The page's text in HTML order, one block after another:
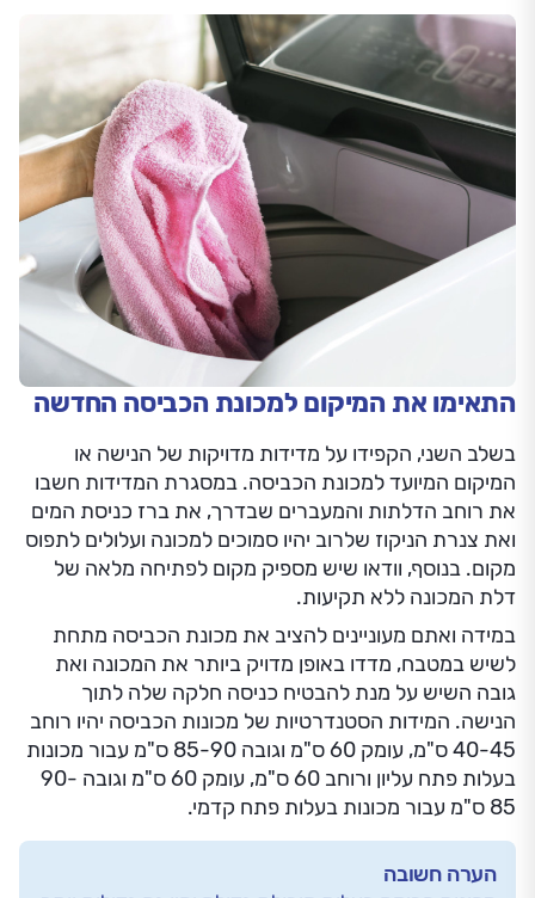
התאימו את המיקום למכונת הכביסה החדשה
בשלב השני, הקפידו על מדידות מדויקות של הנישה או
המיקום המיועד למכונת הכביסה. במסגרת המדידות חשבו
את רוחב הדלתות והמעברים שבדרך, את ברז כניסת המים
ואת צנרת הניקוז שלרוב יהיו סמוכים למכונה ועלולים לתפוס
מקום. בנוסף, וודאו שיש מספיק מקום לפתיחה מלאה של
דלת המכונה ללא תקיעות.
במידה ואתם מעוניינים להציב את מכונת הכביסה מתחת
לשיש במטבח, מדדו באופן מדויק ביותר את המכונה ואת
גובה השיש על מנת להבטיח כניסה חלקה שלה לתוך
הנישה. המידות הסטנדרטיות של מכונות הכביסה יהיו רוחב
40-45 ס"מ, עומק 60 ס"מ וגובה 85-90 ס"מ עבור מכונות
בעלות פתח עליון ורוחב 60 ס"מ, עומק 60 ס"מ וגובה 90-
85 ס"מ עבור מכונות בעלות פתח קדמי.
הערה חשובה